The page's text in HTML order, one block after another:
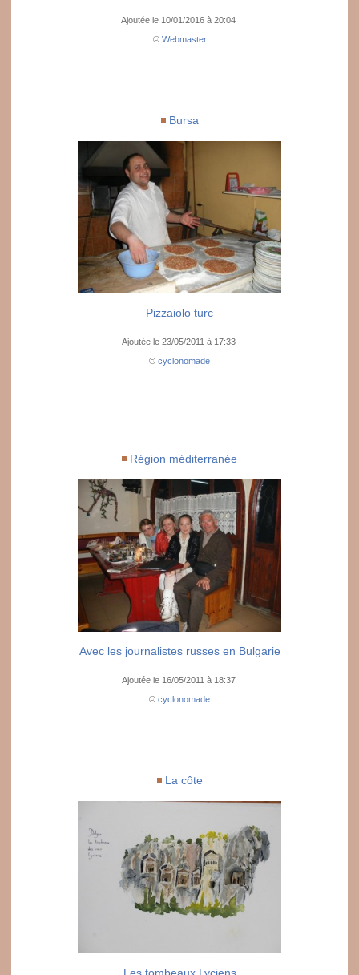
Ajoutée le 10/01/2016 à 20:04
© Webmaster
Bursa
Pizzaiolo turc
Ajoutée le 23/05/2011 à 17:33
© cyclonomade
Région méditerranée
Avec les journalistes russes en Bulgarie
Ajoutée le 16/05/2011 à 18:37
© cyclonomade
La côte